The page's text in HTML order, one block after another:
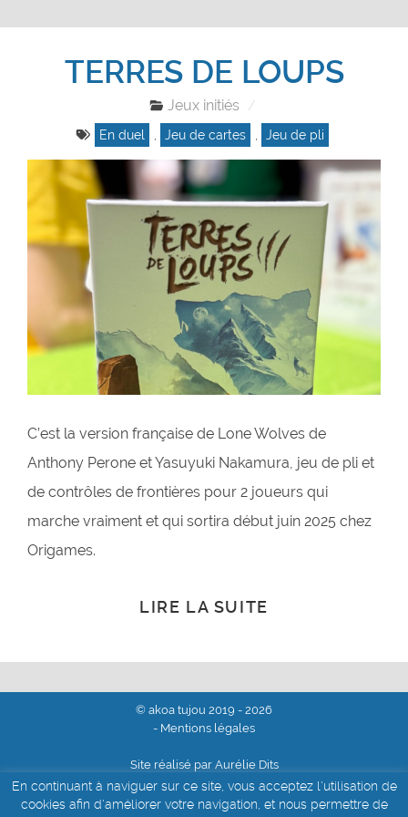
TERRES DE LOUPS
Jeux initiés
En duel , Jeu de cartes , Jeu de pli
C’est la version française de Lone Wolves de
Anthony Perone et Yasuyuki Nakamura, jeu de pli et
de contrôles de frontières pour 2 joueurs qui
marche vraiment et qui sortira début juin 2025 chez
Origames.
LIRE LA SUITE
© akoa tujou 2019 - 2026
- Mentions légales
Site réalisé par Aurélie Dits
En continuant à naviguer sur ce site, vous acceptez l'utilisation de
cookies afin d'améliorer votre navigation, et nous permettre de